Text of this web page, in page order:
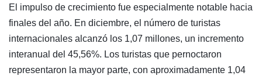
El impulso de crecimiento fue especialmente notable hacia
finales del año. En diciembre, el número de turistas
internacionales alcanzó los 1,07 millones, un incremento
interanual del 45,56%. Los turistas que pernoctaron
representaron la mayor parte, con aproximadamente 1,04